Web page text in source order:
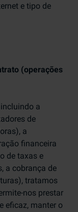
e tipo de
(operações
a
de
a
financeira
de taxas e
a cobrança de
tratamos
nos prestar
eficaz, manter o